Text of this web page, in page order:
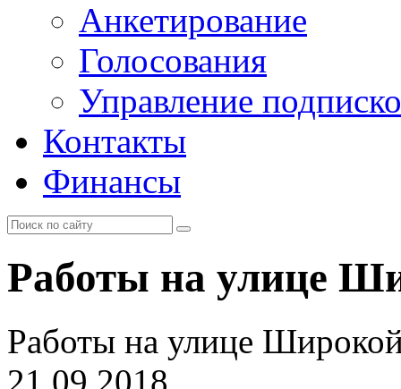
Анкетирование
Голосования
Управление
Контакты
Финансы
Работы на улице
Работы на улице
21.09.2018